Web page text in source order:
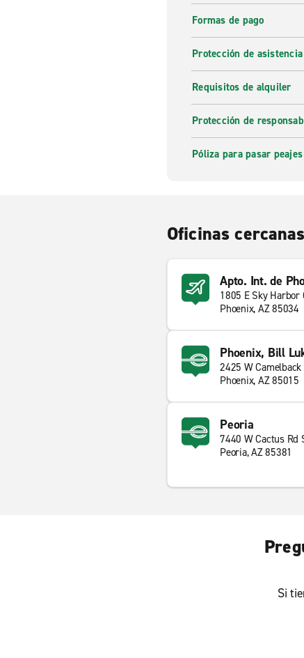
Formas de pago
Protección de
Requisitos de alquiler
Protección de
Póliza para pasar peajes
Oficinas cercanas
Apto. Int. de
1805 E Sky Harbor
Phoenix, AZ 85034
Phoenix, Bill
2425 W Camelback
Phoenix, AZ 85015
Peoria
7440 W Cactus Rd
Peoria, AZ 85381
Si